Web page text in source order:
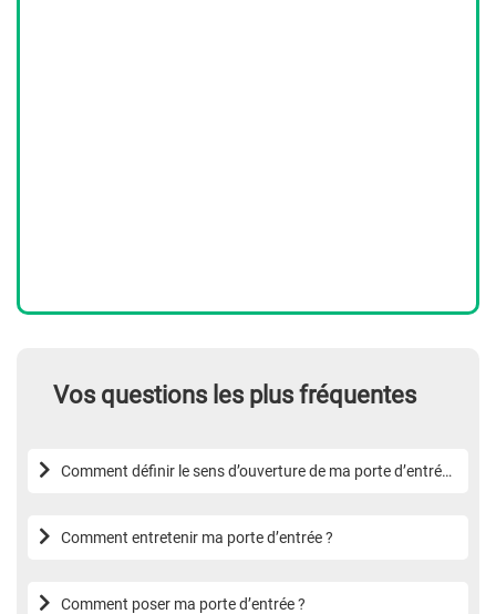
Vos questions les plus fréquentes
Comment définir le sens d’ouverture de ma porte d’entrée
Comment entretenir ma porte d’entrée ?
Comment poser ma porte d’entrée ?